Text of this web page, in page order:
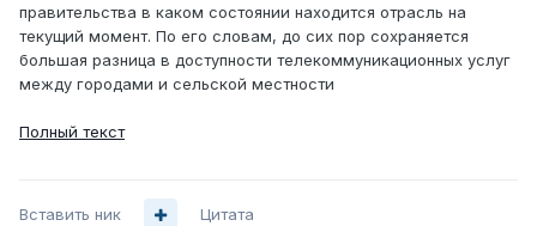
правительства в каком состоянии находится отрасль на
текущий момент. По его словам, до сих пор сохраняется
большая разница в доступности телекоммуникационных услуг
между городами и сельской местности
Полный текст
Вставить ник Цитата